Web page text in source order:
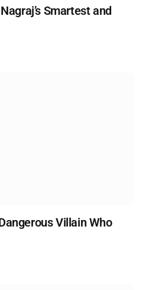
Smartest and
Villain Who